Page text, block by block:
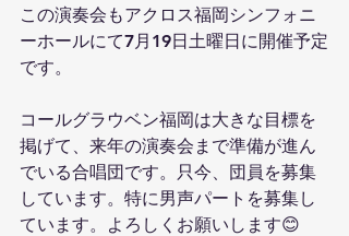
この演奏会もアクロス福岡シンフォニ
ーホールにて7月19日土曜日に開催予定
です。
コールグラウベン福岡は大きな目標を
掲げて、来年の演奏会まで準備が進ん
でいる合唱団です。只今、団員を募集
しています。特に男声パートを募集し
ています。よろしくお願いします😊